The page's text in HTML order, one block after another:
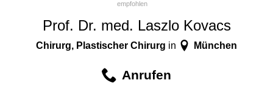
Prof. Dr. med. Laszlo Kovacs
Chirurg, Plastischer Chirurg in München
Anrufen